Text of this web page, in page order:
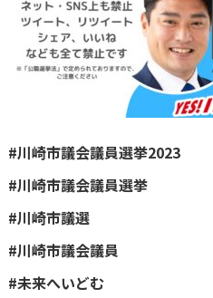
#川崎市議会議員選挙2023
#川崎市議会議員選挙
#川崎市議選
#川崎市議会議員
#未来へいどむ